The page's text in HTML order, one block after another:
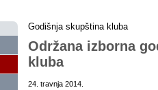
Godišnja skupština kluba
Održana izborna
kluba
24. travnja 2014.